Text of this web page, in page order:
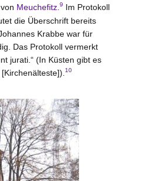
Meuchefitz. 9 Im Protokoll
die Überschrift bereits
Krabbe war für
Das Protokoll vermerkt
jurati.“ (In Küsten gibt es
10